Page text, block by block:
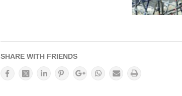
SHARE WITH FRIENDS